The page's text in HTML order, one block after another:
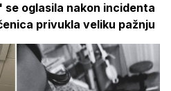
oglasila nakon incidenta
privukla veliku pažnju